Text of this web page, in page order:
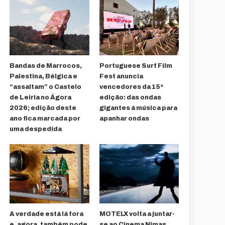
Bandas de Marrocos,
Palestina, Bélgica e
“assaltam” o Castelo
de Leiria no Ágora
2026; edição deste
ano fica marcada por
uma despedida
Portuguese Surf Film
Fest anuncia
vencedores da 15ª
edição: das ondas
gigantes à música para
apanhar ondas
A verdade está lá fora
MOTELX volta a juntar-